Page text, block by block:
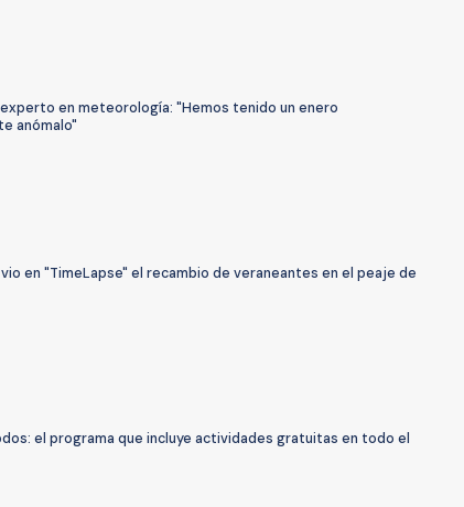
en meteorología: "Hemos tenido un enero
anómalo"
vio en "TimeLapse" el recambio de veraneantes en el peaje de
el programa que incluye actividades gratuitas en todo el